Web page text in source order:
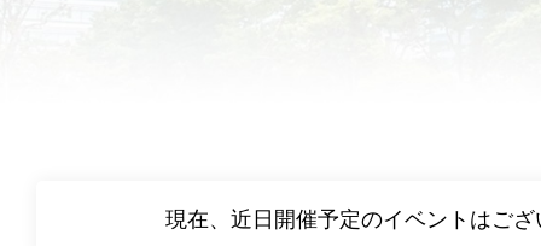
現在、近日開催予定のイベントはご